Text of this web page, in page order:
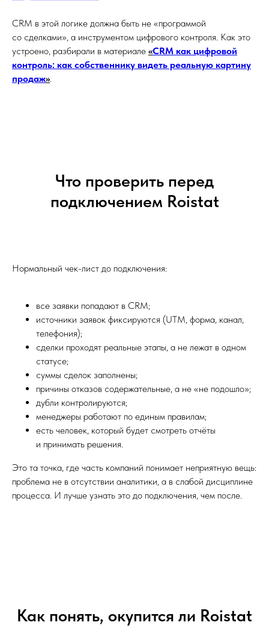
CRM в этой логике должна быть не «программой
со сделками», а инструментом цифрового контроля. Как это
устроено, разбирали в материале «CRM как цифровой
контроль: как собственнику видеть реальную картину
продаж»
Что проверить перед
подключением Roistat
Нормальный чек-лист до подключения:
все заявки попадают в CRM;
источники заявок фиксируются (UTM, форма, канал,
телефония);
сделки проходят реальные этапы, а не лежат в одном
статусе;
суммы сделок заполнены;
причины отказов содержательные, а не «не подошло»;
дубли контролируются;
менеджеры работают по единым правилам;
есть человек, который будет смотреть отчёты
и принимать решения.
Это та точка, где часть компаний понимает неприятную вещь:
проблема не в отсутствии аналитики, а в слабой дисциплине
процесса. И лучше узнать это до подключения, чем после.
Как понять, окупится ли Roistat